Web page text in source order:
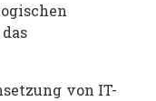
von IT-